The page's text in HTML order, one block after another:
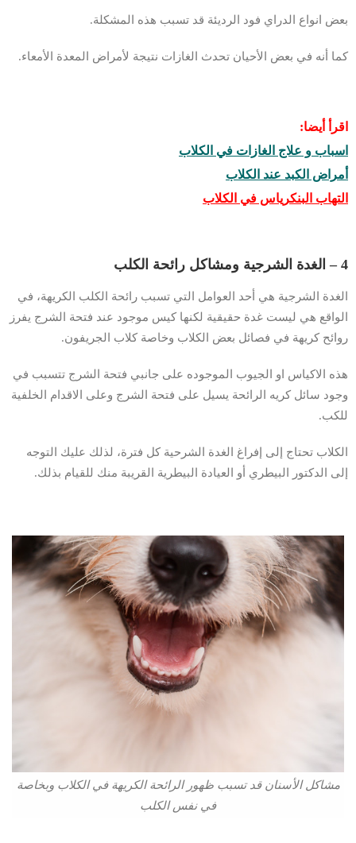
بعض انواع الدراي فود الرديئة قد تسبب هذه المشكلة.
كما أنه في بعض الأحيان تحدث الغازات نتيجة لأمراض المعدة الأمعاء.
اقرأ أيضا:
اسباب و علاج الغازات في الكلاب
أمراض الكبد عند الكلاب
التهاب البنكرياس في الكلاب
4 – الغدة الشرجية ومشاكل رائحة الكلب
الغدة الشرجية هي أحد العوامل التي تسبب رائحة الكلب الكريهة، في
الواقع هي ليست غدة حقيقية لكنها كيس موجود عند فتحة الشرج يفرز
روائح كريهة في فصائل بعض الكلاب وخاصة كلاب الجريفون.
هذه الاكياس او الجيوب الموجوده على جانبي فتحة الشرج تتسبب في
وجود سائل كريه الرائحة يسيل على فتحة الشرج وعلى الاقدام الخلفية
للكب.
الكلاب تحتاج إلى إفراغ الغدة الشرحية كل فترة، لذلك عليك التوجه
إلى الدكتور البيطري أو العيادة البيطرية القريبة منك للقيام بذلك.
مشاكل الأسنان قد تسبب ظهور الرائحة الكريهة في الكلاب وبخاصة
في نفس الكلب